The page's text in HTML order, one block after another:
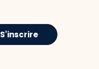
S'inscrire